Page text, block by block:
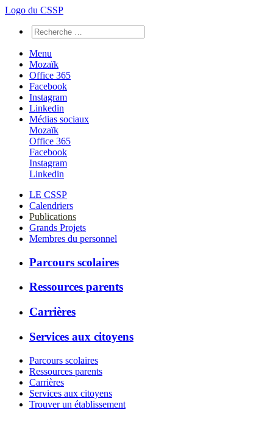
Logo du CSSP
Menu
Mozaïk
Office 365
Facebook
Instagram
Linkedin
Médias sociaux
Mozaïk
Office 365
Facebook
Instagram
Linkedin
LE CSSP
Calendriers
Publications
Grands Projets
Membres du personnel
Parcours scolaires
Ressources parents
Carrières
Services aux citoyens
Parcours scolaires
Ressources parents
Carrières
Services aux citoyens
Trouver un établissement